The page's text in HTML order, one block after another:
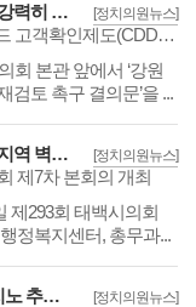
[정치의원뉴스]
“정부의 일방적인 규제 추진을 강력히 규탄한다”
강원도특별자치도의회 강원랜드 고객확인제도(CDD) 확대 재검토 촉구 결의문 발표
회 본관 앞에서 ‘강원
검토 촉구 결의문’을 ...
[정치의원뉴스]
“유지보수등 사후 관리 대비한 지역 벽화 조성을”
제7차 본회의 개최
제293회 태백시의회
정복지센터, 총무과...
[정치의원뉴스]
정선군의회, 새만금 내국인 카지노 추진 발언 강력 규탄 및 철회 촉구